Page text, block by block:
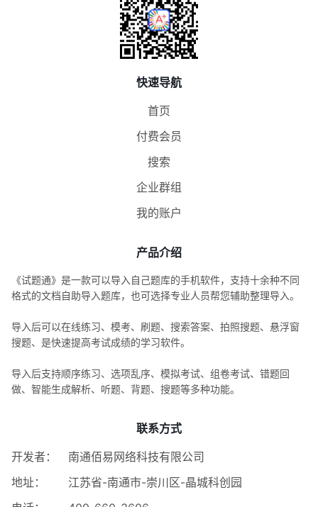
快速导航
首页
付费会员
搜索
企业群组
我的账户
产品介绍
《试题通》是一款可以导入自己题库的手机软件，支持十余种不同
格式的文档自助导入题库，也可选择专业人员帮您辅助整理导入。
导入后可以在线练习、模考、刷题、搜索答案、拍照搜题、悬浮窗
搜题、是快速提高考试成绩的学习软件。
导入后支持顺序练习、选项乱序、模拟考试、组卷考试、错题回
做、智能生成解析、听题、背题、搜题等多种功能。
联系方式
开发者：
南通佰易网络科技有限公司
地址：
江苏省-南通市-崇川区-晶城科创园